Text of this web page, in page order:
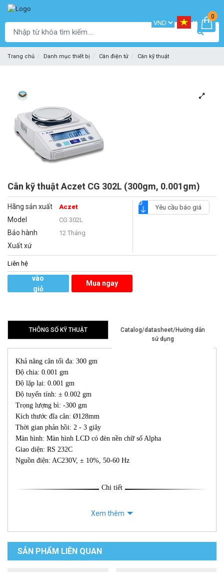
0
Trang chủ Danh mục thiết bị Cân điện tử Cân kỹ thuật
Cân kỹ thuật Aczet CG 302L (300gm, 0.001gm)
Hãng sản xuất Aczet
Model CG 302L
Bảo hành 12 Tháng
Xuất xứ
Yêu cầu báo giá
Liên hệ
vào
giỏ
Mua ngay
THÔNG SỐ KỸ THUẬT
Catalog/datasheet/Hướng dẫn
sử dụng
Khả năng cân tối đa: 300 gm
Độ chia: 0.001 gm
Độ lặp lại: 0.001 gm
Độ tuyến tính: ± 0.002 gm
Trọng lượng bì: -300 gm
Kích thước đĩa cân: Ø128mm
Thời gian phản hồi: 2 - 3 giây
Màn hình: Màn hình LCD có đèn nền chữ số Alpha
Giao diện: RS 232C
Nguồn điện: AC230V, ± 10%, 50-60 Hz
Chi tiết
Xem thêm
SẢN PHẨM LIÊN QUAN